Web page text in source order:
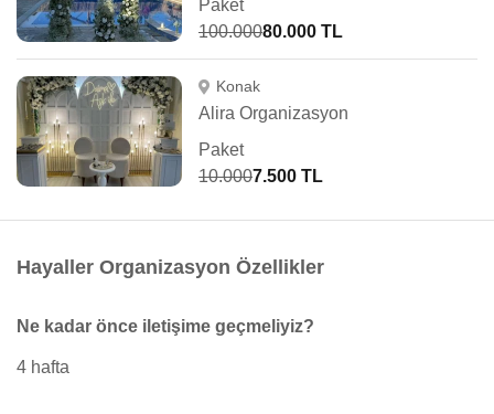
Paket
100.00080.000 TL
Konak
Alira Organizasyon
Paket
10.0007.500 TL
Hayaller Organizasyon Özellikler
Ne kadar önce iletişime geçmeliyiz?
4 hafta